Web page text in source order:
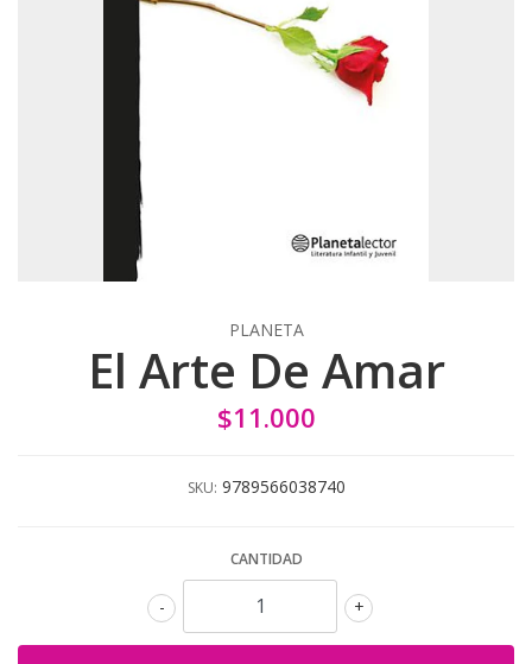
PLANETA
El Arte De Amar
$11.000
SKU: 9789566038740
CANTIDAD
+
-